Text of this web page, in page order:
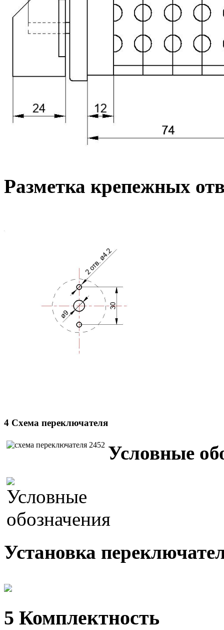
Разметка крепежных
4 Схема переключателя
Условные
Установка
5 Комплектность